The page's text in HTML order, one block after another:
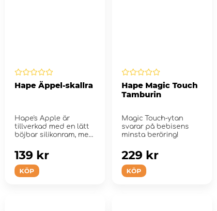
Hape Äppel-skallra
Hape's Apple är
tillverkad med en lätt
böjbar silikonram, med
KÖP
139 kr
Hape Magic Touch
Tamburin
Magic Touch-ytan
svarar på bebisens
minsta beröring!
KÖP
229 kr